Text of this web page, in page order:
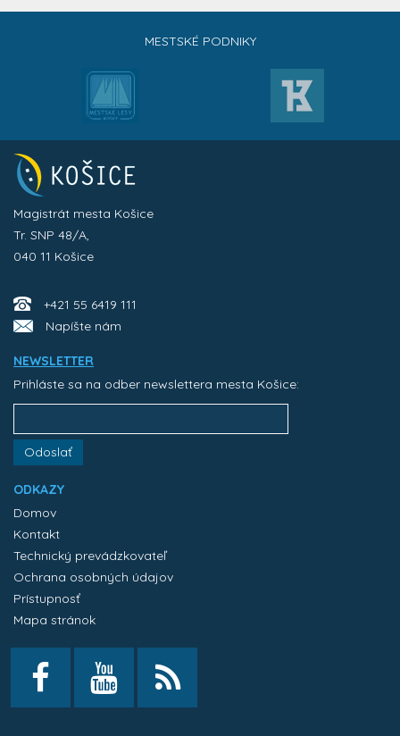
MESTSKÉ PODNIKY
Magistrát mesta Košice
Tr. SNP 48/A,
040 11 Košice
+421 55 6419 111
Napíšte nám
NEWSLETTER
Prihláste sa na odber newslettera mesta Košice:
Odoslať
ODKAZY
Domov
Kontakt
Technický prevádzkovateľ
Ochrana osobných údajov
Prístupnosť
Mapa stránok